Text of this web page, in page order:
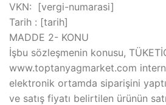
VKN: [vergi-numarasi]
Tarih : [tarih]
MADDE 2- KONU
İşbu sözleşmenin konusu,
www.toptanyagmarket.com
elektronik ortamda siparişini
ve satış fiyatı belirtilen ürünün